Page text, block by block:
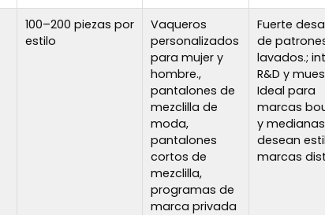
100–200 piezas por
estilo
Vaqueros
personalizados
para mujer y
hombre.,
pantalones de
mezclilla de
moda,
pantalones
cortos de
mezclilla,
programas de
marca privada
Fuerte
de
lavados.;
R&D y
Ideal para
marcas
y
desean
marcas